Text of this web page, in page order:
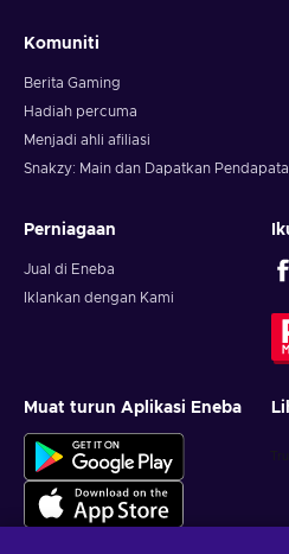
Komuniti
Berita Gaming
Hadiah percuma
Menjadi ahli afiliasi
Snakzy: Main dan Dapatkan
Perniagaan
Jual di Eneba
Iklankan dengan Kami
Muat turun Aplikasi Eneba